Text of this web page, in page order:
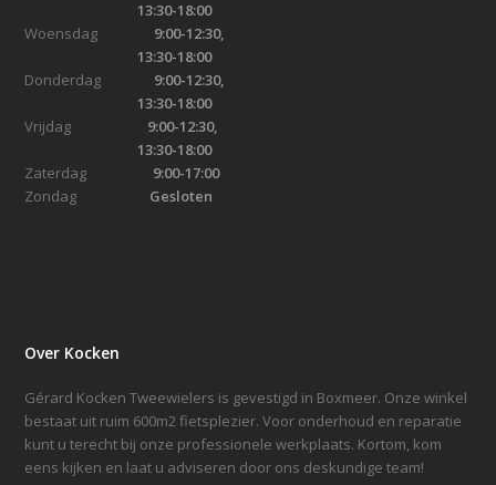
13:30-18:00
Woensdag
9:00-12:30,
13:30-18:00
Donderdag 9:00-12:30,
13:30-18:00
Vrijdag 9:00-12:30,
13:30-18:00
Zaterdag 9:00-17:00
Zondag Gesloten
Over Kocken
Gérard Kocken Tweewielers is gevestigd in Boxmeer. Onze winkel
bestaat uit ruim 600m2 fietsplezier. Voor onderhoud en reparatie
kunt u terecht bij onze professionele werkplaats. Kortom, kom
eens kijken en laat u adviseren door ons deskundige team!